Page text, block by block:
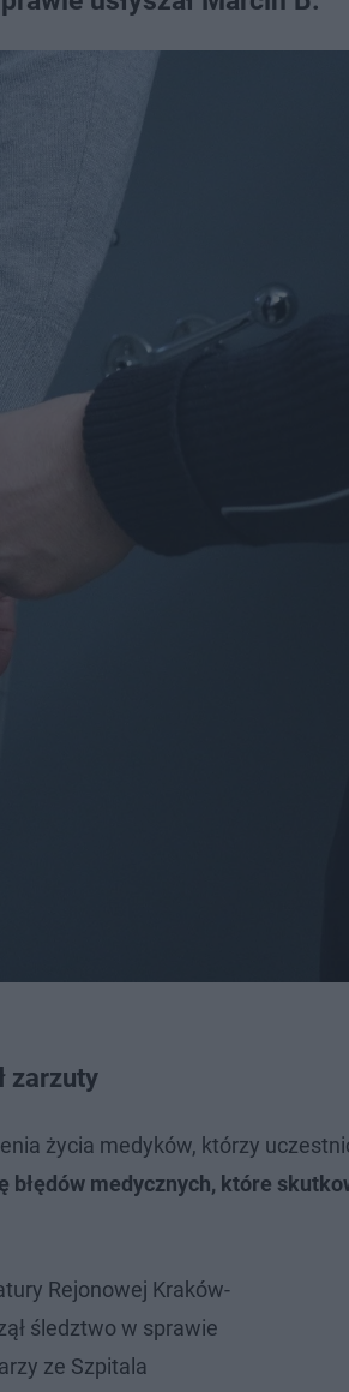
zarzuty
życia medyków, którzy
medycznych, które
Rejonowej Kraków-
śledztwo w sprawie
ze Szpitala